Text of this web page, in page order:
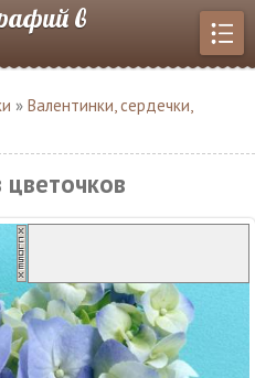
в
» Валентинки, сердечки,
цветочков